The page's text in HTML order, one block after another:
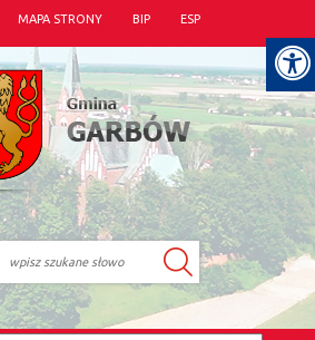
MAPA STRONY BIP ESP